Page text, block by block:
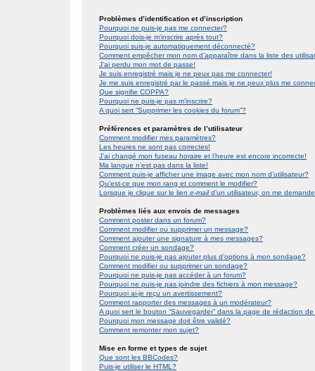
Problèmes d’identification et d’inscription
Pourquoi ne puis-je pas me connecter?
Pourquoi dois-je m’inscrire après tout?
Pourquoi suis-je automatiquement déconnecté?
Comment empêcher mon nom d’apparaître dans la liste des
J’ai perdu mon mot de passe!
Je suis enregistré mais je ne peux pas me connecter!
Je me suis enregistré par le passé mais je ne peux plus me
Que signifie COPPA?
Pourquoi ne puis-je pas m’inscrire?
A quoi sert “Supprimer les cookies du forum”?
Préférences et paramètres de l’utilisateur
Comment modifier mes paramètres?
Les heures ne sont pas correctes!
J’ai changé mon fuseau horaire et l’heure est encore incorrecte!
Ma langue n’est pas dans la liste!
Comment puis-je afficher une image avec mon nom d’utilisateur?
Qu’est-ce que mon rang et comment le modifier?
Lorsque je clique sur le lien e-maild’un utilisateur, on me
Problèmes liés aux envois de messages
Comment poster dans un forum?
Comment modifier ou supprimer un message?
Comment ajouter une signature à mes messages?
Comment créer un sondage?
Pourquoi ne puis-je pas ajouter plus d’options à mon sondage?
Comment modifier ou supprimer un sondage?
Pourquoi ne puis-je pas accéder à un forum?
Pourquoi ne puis-je pas joindre des fichiers à mon message?
Pourquoi ai-je reçu un avertissement?
Comment rapporter des messages à un modérateur?
A quoi sert le bouton “Sauvegarder” dans la page de rédaction
Pourquoi mon message doit être validé?
Comment remonter mon sujet?
Mise en forme et types de sujet
Que sont les BBCodes?
Puis-je utiliser le HTML?